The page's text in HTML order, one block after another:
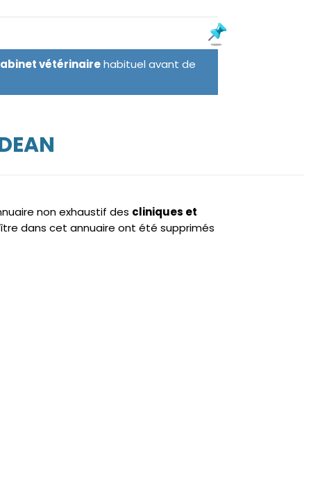
vétérinairehabituel avant de
non exhaustif des cliniques et
dans cet annuaire ont été supprimés